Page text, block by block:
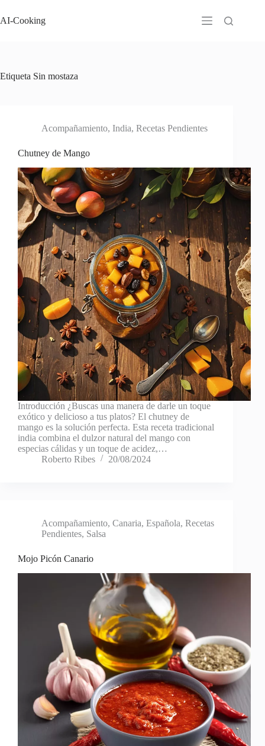
al
contenido
AI-Cooking
Etiqueta Sin mostaza
Acompañamiento, India, Recetas Pendientes
Chutney de Mango
Introducción ¿Buscas una manera de darle un toque
exótico y delicioso a tus platos? El chutney de
mango es la solución perfecta. Esta receta tradicional
india combina el dulzor natural del mango con
especias cálidas y un toque de acidez,…
Roberto Ribes
20/08/2024
Acompañamiento, Canaria, Española, Recetas
Pendientes, Salsa
Mojo Picón Canario